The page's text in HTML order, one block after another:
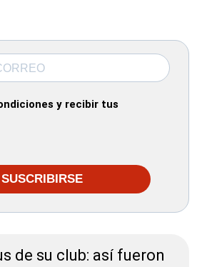
y recibir tus
SUSCRIBIRSE
de su club: así fueron